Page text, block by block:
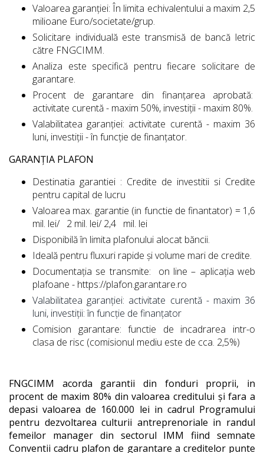
Valoarea garanției: În limita echivalentului a maxim 2,5
milioane Euro/societate/grup.
Solicitare individuală este transmisă de bancă letric
către FNGCIMM.
Analiza este specifică pentru fiecare solicitare de
garantare.
Procent de garantare din finanțarea aprobată:
activitate curentă - maxim 50%, investiții - maxim 80%.
Valabilitatea garanției: activitate curentă - maxim 36
luni, investiții - în funcție de finanțator.
GARANȚIA PLAFON
Destinatia garantiei : Credite de investitii si Credite
pentru capital de lucru
Valoarea max. garantie (in functie de finantator) = 1,6
mil. lei/ 2 mil. lei/ 2,4 mil. lei
Disponibilă în limita plafonului alocat băncii.
Ideală pentru fluxuri rapide și volume mari de credite.
Documentația se transmite: on line – aplicația web
plafoane - https://plafon.garantare.ro
Valabilitatea garanției: activitate curentă - maxim 36
luni, investiții: în funcție de finanțator
Comision garantare: functie de incadrarea intr-o
clasa de risc (comisionul mediu este de cca. 2,5%)
FNGCIMM acorda garantii din fonduri proprii, in
procent de maxim 80% din valoarea creditului și fara a
depasi valoarea de 160.000 lei in cadrul Programului
pentru dezvoltarea culturii antreprenoriale in randul
femeilor manager din sectorul IMM fiind semnate
Conventii cadru plafon de garantare a creditelor punte